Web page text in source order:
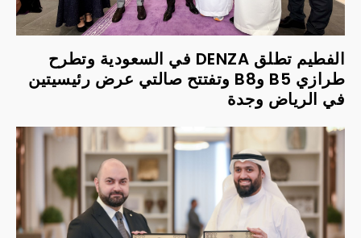
الفطيم تطلق DENZA في السعودية وتطرح
طرازي B5 وB8 وتفتتح صالتي عرض رئيسيتين
في الرياض وجدة